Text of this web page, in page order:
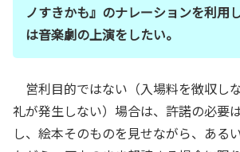
ノすきかも』のナレーションを利用
は音楽劇の上演をしたい。
営利目的ではない（入場料を徴収し
礼が発生しない）場合は、許諾の必要
し、絵本そのものを見せながら、ある